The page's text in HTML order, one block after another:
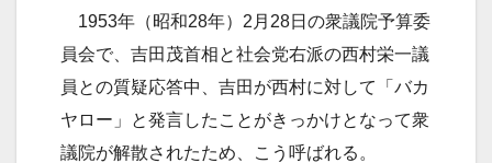
1953年（昭和28年）2月28日の衆議院予算委
員会で、吉田茂首相と社会党右派の西村栄一議
員との質疑応答中、吉田が西村に対して「バカ
ヤロー」と発言したことがきっかけとなって衆
議院が解散されたため、こう呼ばれる。